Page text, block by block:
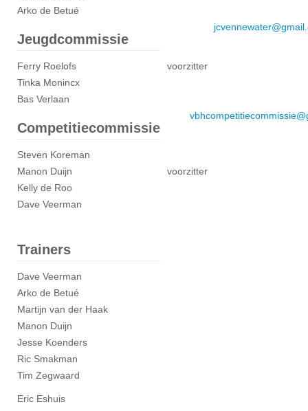
Arko de Betué
Jeugdcommissie
Ferry Roelofs
voorzitter
Tinka Monincx
Bas Verlaan
Competitiecommissie
Steven Koreman
Manon Duijn
voorzitter
Kelly de Roo
Dave Veerman
Trainers
Dave Veerman
Arko de Betué
Martijn van der Haak
Manon Duijn
Jesse Koenders
Ric Smakman
Tim Zegwaard
Eric Eshuis